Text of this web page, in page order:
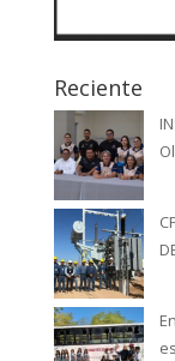
Reciente